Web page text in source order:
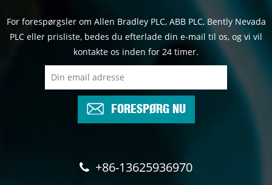
For forespørgsler om Allen Bradley PLC, ABB PLC, Bently Nevada
PLC eller prisliste, bedes du efterlade din e-mail til os, og vi vil
kontakte os inden for 24 timer.
FORESPØRG NU
+86-13625936970